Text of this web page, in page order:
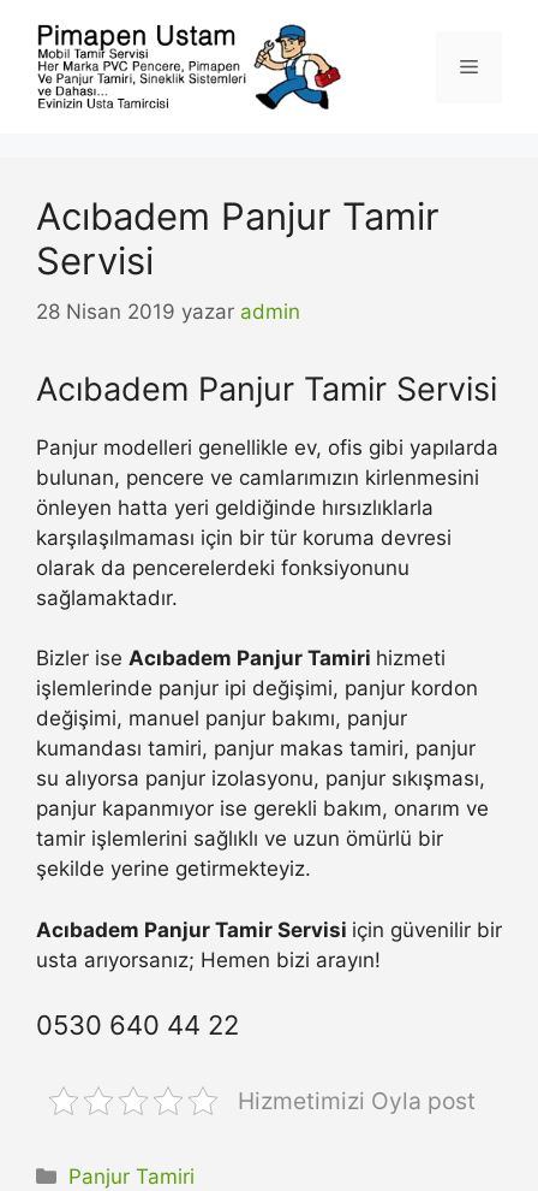
Menü
Acıbadem Panjur Tamir
Servisi
28 Nisan 2019 yazar admin
Acıbadem Panjur Tamir Servisi
Panjur modelleri genellikle ev, ofis gibi yapılarda
bulunan, pencere ve camlarımızın kirlenmesini
önleyen hatta yeri geldiğinde hırsızlıklarla
karşılaşılmaması için bir tür koruma devresi
olarak da pencerelerdeki fonksiyonunu
sağlamaktadır.
Bizler ise Acıbadem Panjur Tamiri hizmeti
işlemlerinde panjur ipi değişimi, panjur kordon
değişimi, manuel panjur bakımı, panjur
kumandası tamiri, panjur makas tamiri, panjur
su alıyorsa panjur izolasyonu, panjur sıkışması,
panjur kapanmıyor ise gerekli bakım, onarım ve
tamir işlemlerini sağlıklı ve uzun ömürlü bir
şekilde yerine getirmekteyiz.
Acıbadem Panjur Tamir Servisi için güvenilir bir
usta arıyorsanız; Hemen bizi arayın!
0530 640 44 22
Hizmetimizi Oyla post
Kategoriler
Panjur Tamiri